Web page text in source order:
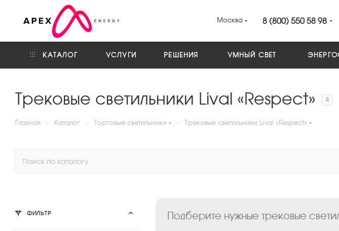
Москва 8 (800) 550 58 98
КАТАЛОГ УСЛУГИ РЕШЕНИЯ УМНЫЙ СВЕТ
Трековые светильники Lival «Respect» 4
Главная — Каталог — Торговые светильники — Трековые светильники Lival «Respect»
Подберите нужные трековые
ФИЛЬТР